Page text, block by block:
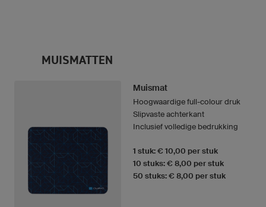
MUISMATTEN
Muismat
Hoogwaardige full-colour druk
Slipvaste achterkant
Inclusief volledige bedrukking
1 stuk: € 10,00 per stuk
10 stuks: € 8,00 per stuk
50 stuks: € 8,00 per stuk